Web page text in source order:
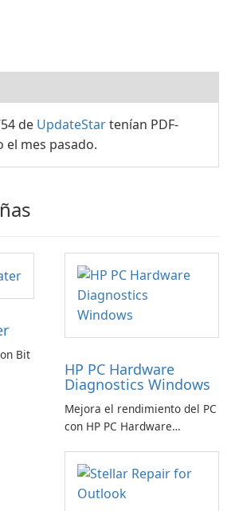
de UpdateStartenían PDF-
el mes pasado.
Bit
HP PC Hardware
Diagnostics Windows
Mejora el rendimiento del PC
con HP PC Hardware